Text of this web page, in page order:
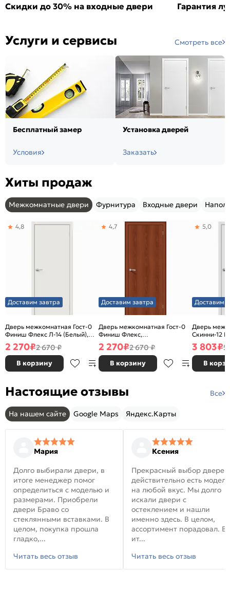
Скидки до 30% на входные двери Гарантия
Услуги и сервисы Смотреть все
Бесплатный замер
Условия
Установка дверей
Заказать
Хиты продаж
Межкомнатные двери Фурнитура Входные двери
Доставим завтра
Дверь межкомнатная Гост-0
Финиш Флекс Л-14 (Белый),
глухая, каркасно-щитовая
4,8
2 270₽2 670 ₽
В корзину
Доставим завтра
Дверь межкомнатная Гост-0
Финиш Флекс,
Ламинированные Л-11
(ИталОрех), глухая, каркасно-
щитовая
4,7
2 270₽2 670 ₽
В корзину
Доставим
Дверь
Скинни-12
глухая,
5,0
3 803₽5
В
Настоящие отзывы Все
На нашем сайте Google Maps Яндекс.Карты
Мария
Долго выбирали двери, в
итоге менеджер помог
определиться с моделью и
размерами. Приобрели
двери Браво со
стеклянными вставками. В
целом, покупка прошла
гладко,...
Читать весь отзыв
Ксения
Прекрасный выбор
действительно есть модели
на любой вкус. Мы долго
искали двери с
остеклением и нашли
именно здесь. В целом,
ассортимент порадовал. В
ит...
Читать весь отзыв